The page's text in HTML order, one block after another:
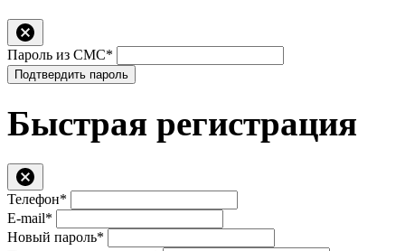
Пароль из СМС*
Подтвердить пароль
Быстрая регистрация
Телефон*
E-mail*
Новый пароль*